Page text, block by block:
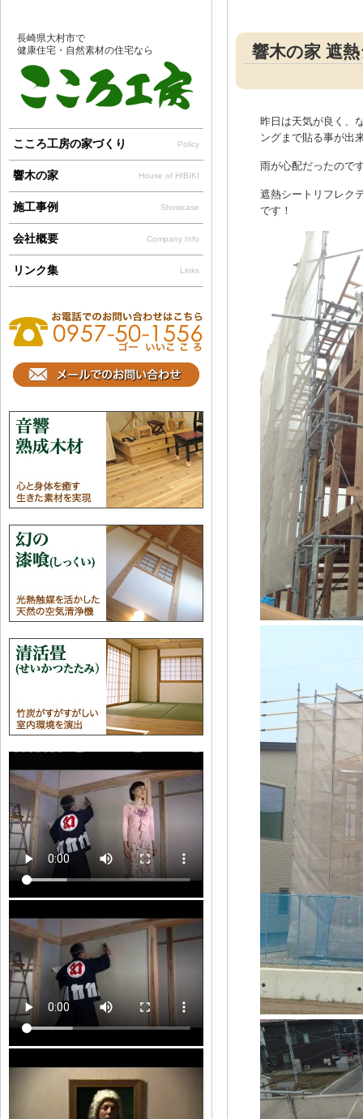
響木の家 遮
昨日は天気が良く、
ングまで貼る事が出
雨が心配だったので
遮熱シートリフレク
です！
長崎県大村市で
健康住宅・自然素材の住宅なら
こころ工房の家づくり Policy
響木の家 House of HIBIKI
施工事例 Showcase
会社概要 Company Info
リンク集 Links